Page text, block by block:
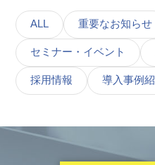
ALL 重要なお知らせ
セミナー・イベント
採用情報 導入事例